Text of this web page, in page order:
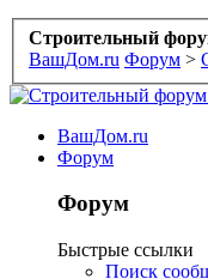
Строительный
ВашДом.ru Форум >
ВашДом.ru
Форум
Форум
Быстрые ссылки
Поиск